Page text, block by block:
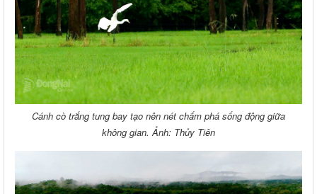
Cánh cò trắng tung bay tạo nên nét chấm phá sống động giữa
không gian. Ảnh: Thủy Tiên